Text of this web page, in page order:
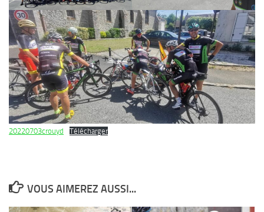
20220703crouyd Télécharger
VOUS AIMEREZ AUSSI...